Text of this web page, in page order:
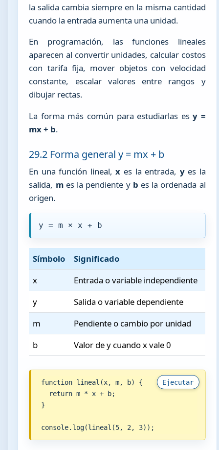
la salida cambia siempre en la misma cantidad
cuando la entrada aumenta una unidad.
En programación, las funciones lineales
aparecen al convertir unidades, calcular costos
con tarifa fija, mover objetos con velocidad
constante, escalar valores entre rangos y
dibujar rectas.
La forma más común para estudiarlas esy =
mx + b.
29.2 Forma general y = mx + b
En una función lineal,x es la entrada, yes la
salida, mes la pendiente y b es la ordenada al
origen.
y = m × x + b
Símbolo
Significado
x
Entrada o variable independiente
y
Salida o variable dependiente
m
Pendiente o cambio por unidad
b
Valor de y cuando x vale 0
Ejecutar
function lineal(x, m, b) {
  return m * x + b;
}
console.log(lineal(5, 2, 3));